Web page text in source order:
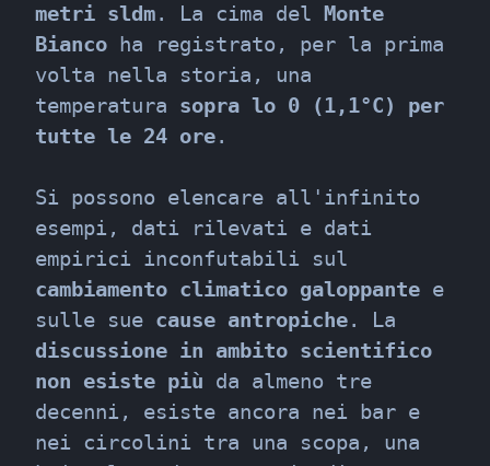
metri sldm. La cima del Monte
Bianco ha registrato, per la prima
volta nella storia, una
temperatura sopra lo 0 (1,1°C) per
tutte le 24 ore.
Si possono elencare all'infinito
esempi, dati rilevati e dati
cambiamento climatico galoppante e
sulle sue cause antropiche
discussione in ambito scientifico
non esiste più da almeno tre
decenni, esiste ancora nei bar e
nei circolini tra una scopa, una